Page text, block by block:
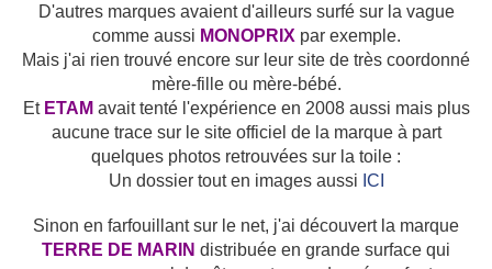
D'autres marques avaient d'ailleurs surfé sur la vague
comme aussi MONOPRIX par exemple.
Mais j'ai rien trouvé encore sur leur site de très coordonné
mère-fille ou mère-bébé.
EtETAM avait tenté l'expérience en 2008 aussi mais plus
aucune trace sur le site officiel de la marque à part
quelques photos retrouvées sur la toile :
Un dossier tout en images aussi ICI
Sinon en farfouillant sur le net, j'ai découvert la marque
TERRE DE MARIN distribuée en grande surface qui